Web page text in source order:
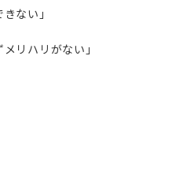
ない」
リハリがない」